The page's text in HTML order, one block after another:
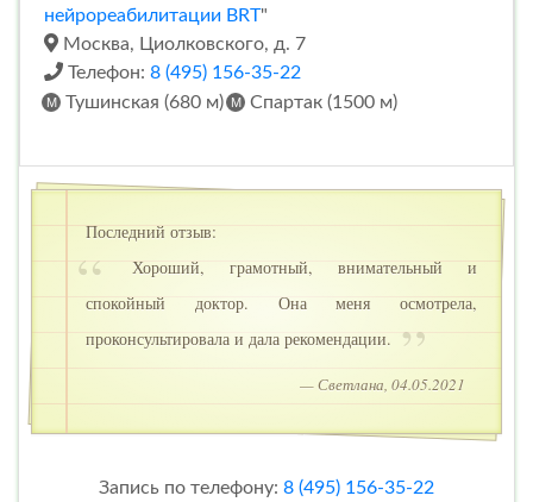
нейрореабилитации BRT"
Москва, Циолковского, д. 7
Телефон: 8 (495) 156-35-22
Тушинская (680 м)
Спартак (1500 м)
Последний отзыв:
Хороший, грамотный, внимательный и
спокойный доктор. Она меня осмотрела,
проконсультировала и дала рекомендации.
— Светлана, 04.05.2021
Запись по телефону: 8 (495) 156-35-22